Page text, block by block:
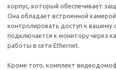
корпус, который обеспечивает
Она обладает встроенной
контролировать доступ к вашему
подключается к монитору через
работы в сети Ethernet.
Кроме того, комплект